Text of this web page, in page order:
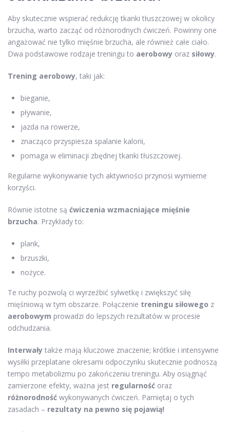
Aby skutecznie wspierać redukcję tkanki tłuszczowej w okolicy
brzucha, warto zacząć od różnorodnych ćwiczeń. Powinny one
angażować nie tylko mięśnie brzucha, ale również całe ciało.
Dwa podstawowe rodzaje treningu to aerobowy oraz siłowy.
Trening aerobowy, taki jak:
bieganie,
pływanie,
jazda na rowerze,
znacząco przyspiesza spalanie kalorii,
pomaga w eliminacji zbędnej tkanki tłuszczowej.
Regularne wykonywanie tych aktywności przynosi wymierne
korzyści.
Równie istotne są ćwiczenia wzmacniające mięśnie
brzucha. Przykłady to:
plank,
brzuszki,
nożyce.
Te ruchy pozwolą ci wyrzeźbić sylwetkę i zwiększyć siłę
mięśniową w tym obszarze. Połączenie treningu siłowego z
aerobowym prowadzi do lepszych rezultatów w procesie
odchudzania.
Interwały także mają kluczowe znaczenie; krótkie i intensywne
wysiłki przeplatane okresami odpoczynku skutecznie podnoszą
tempo metabolizmu po zakończeniu treningu. Aby osiągnąć
zamierzone efekty, ważna jest regularność oraz
różnorodność wykonywanych ćwiczeń. Pamiętaj o tych
zasadach – rezultaty na pewno się pojawią!